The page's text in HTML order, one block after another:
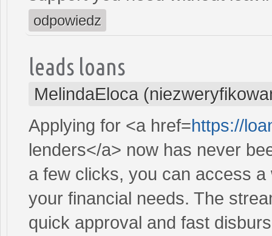
odpowiedz
leads loans
MelindaEloca
Applying for <a href=https://
lenders</a> now has never
a few clicks, you can access
your financial needs. The
quick approval and fast